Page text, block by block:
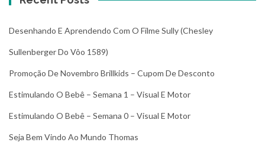
Desenhando E Aprendendo Com O Filme Sully (Chesley
Sullenberger Do Vôo 1589)
Promoção De Novembro Brillkids – Cupom De Desconto
Estimulando O Bebê – Semana 1 – Visual E Motor
Estimulando O Bebê – Semana 0 – Visual E Motor
Seja Bem Vindo Ao Mundo Thomas